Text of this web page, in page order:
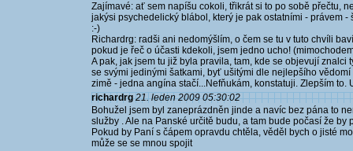
Zajímavé: ať sem napíšu cokoli, třikrát si to po sobě přečtu,
jakýsi psychedelický blábol, který je pak ostatními - právem
:-)
Richardrg: radši ani nedomýšlím, o čem se tu v tuto chvíli
pokud je řeč o účasti kdekoli, jsem jedno ucho!
A pak, jak jsem tu již byla pravila, tam, kde se objevují
se svými jedinými šatkami, byť ušitými dle nejlepšího
zimě - jedna angína stačí...Nefňukám, konstatuji. Zlepším
richardrg 21. leden 2009 05:30:02
Bohužel jsem byl zaneprázdněn jinde a navíc bez pána to
služby . Ale na Panské určitě budu, a tam bude počasí že by
Pokud by Paní s čápem opravdu chtěla, věděl bych o jisté
může se se mnou spojit